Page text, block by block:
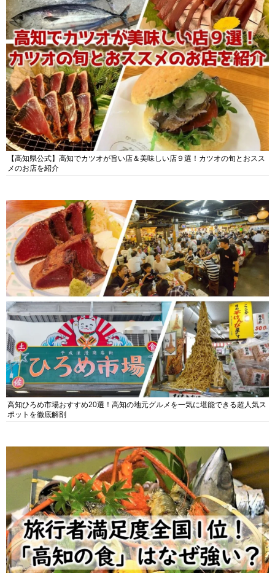
【高知県公式】高知でカツオが旨い店＆美味しい店９選！カツオの旬とおスス
メのお店を紹介
高知ひろめ市場おすすめ20選！高知の地元グルメを一気に堪能できる超人気ス
ポットを徹底解剖